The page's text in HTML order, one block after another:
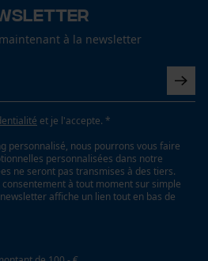
poche pour métre pliant,
à la newsletter
et je l'accepte. *
personnalisé, nous pourrons vous faire
personnalisées dans notre
ne seront pas transmises à des tiers.
à tout moment sur simple
affiche un lien tout en bas de
Personalization
d'accueil personnalisée
YouTube
Maps
de contact par chat